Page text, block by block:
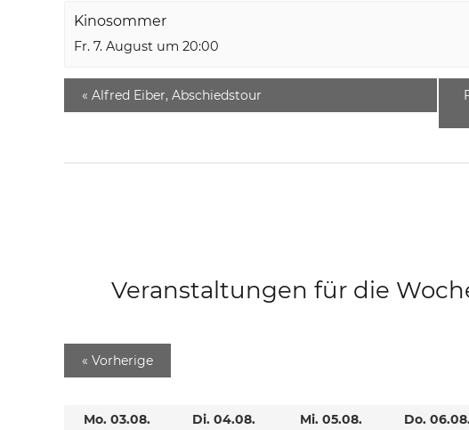
Kinosommer
Fr. 7. August um 20:00
« Alfred Eiber, Abschiedstour
Veranstaltungen für die
« Vorherige
Mo. 03.08. Di. 04.08. Mi. 05.08. Do.